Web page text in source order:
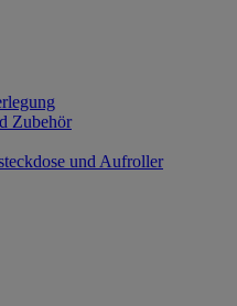
Zubehör
und Aufroller